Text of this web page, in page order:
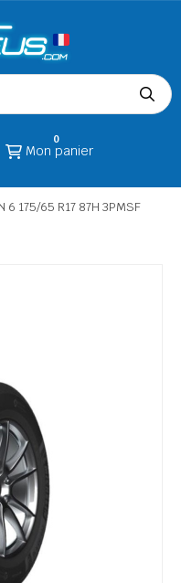
Mon panier
0
6 175/65 R17 87H 3PMSF